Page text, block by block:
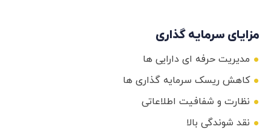
مزایای سرمایه گذاری
مدیریت حرفه ای دارایی ها
کاهش ریسک سرمایه گذاری ها
نظارت و شفافیت اطلاعاتی
نقد شوندگی بالا